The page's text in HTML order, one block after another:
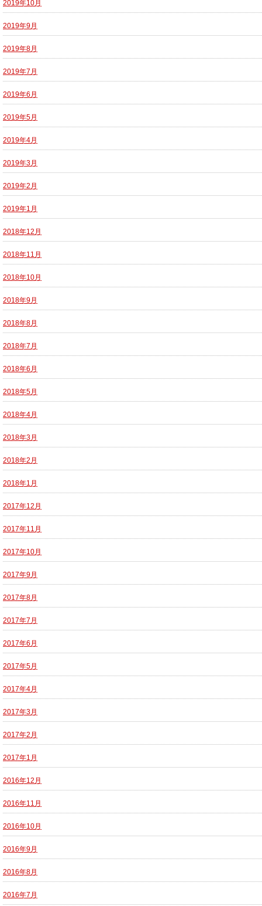
2019年10月
2019年9月
2019年8月
2019年7月
2019年6月
2019年5月
2019年4月
2019年3月
2019年2月
2019年1月
2018年12月
2018年11月
2018年10月
2018年9月
2018年8月
2018年7月
2018年6月
2018年5月
2018年4月
2018年3月
2018年2月
2018年1月
2017年12月
2017年11月
2017年10月
2017年9月
2017年8月
2017年7月
2017年6月
2017年5月
2017年4月
2017年3月
2017年2月
2017年1月
2016年12月
2016年11月
2016年10月
2016年9月
2016年8月
2016年7月